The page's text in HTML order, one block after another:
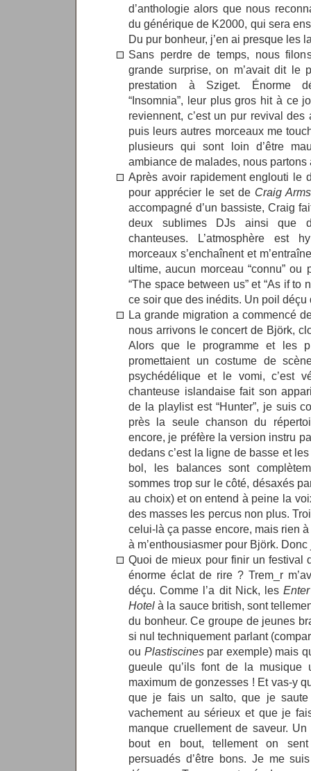
d’anthologie alors que nous
du générique de K2000, qui sera
Du pur bonheur, j’en ai presque les
Sans perdre de temps, nous
grande surprise, on m’avait dit le
prestation à Sziget. Énorme
“Insomnia”, leur plus gros hit à ce
reviennent, c’est un pur revival des
puis leurs autres morceaux me
plusieurs qui sont loin d’être
ambiance de malades, nous partons
Après avoir rapidement englouti le
pour apprécier le set de Craig
accompagné d’un bassiste, Craig
deux sublimes DJs ainsi que
chanteuses. L’atmosphère est
morceaux s’enchaînent et
ultime, aucun morceau “connu”
“The space between us” et “As if to
ce soir que des inédits. Un poil déçu
La grande migration a commencé
nous arrivons le concert de Björk,
Alors que le programme et les
promettaient un costume de
psychédélique et le vomi, c’est
chanteuse islandaise fait son
de la playlist est “Hunter”, je suis
près la seule chanson du
encore, je préfère la version instru
dedans c’est la ligne de basse et
bol, les balances sont
sommes trop sur le côté, désaxés
au choix) et on entend à peine la
des masses les percus non plus.
celui-là ça passe encore, mais rien
à m’enthousiasmer pour Björk.
Quoi de mieux pour finir un festival
énorme éclat de rire ? Trem_r
déçu. Comme l’a dit Nick, les
Hotel à la sauce british, sont
du bonheur. Ce groupe de jeunes
si nul techniquement parlant
ou Plastiscinespar exemple) mais
gueule qu’ils font de la musique
maximum de gonzesses ! Et vas-y
que je fais un salto, que je
vachement au sérieux et que je
manque cruellement de saveur.
bout en bout, tellement on
persuadés d’être bons. Je me